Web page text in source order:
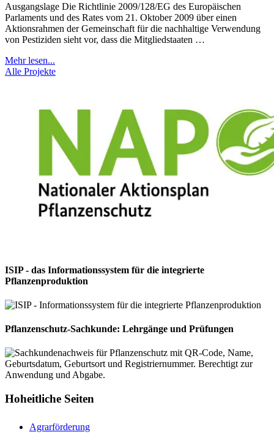
Ausgangslage Die Richtlinie 2009/128/EG des Europäischen
Parlaments und des Rates vom 21. Oktober 2009 über einen
Aktionsrahmen der Gemeinschaft für die nachhaltige Verwendung
von Pestiziden sieht vor, dass die Mitgliedstaaten …
Mehr lesen...
Alle Projekte
ISIP - das Informationssystem für die integrierte
Pflanzenproduktion
Pflanzenschutz-Sachkunde: Lehrgänge und Prüfungen
Hoheitliche Seiten
Agrarförderung